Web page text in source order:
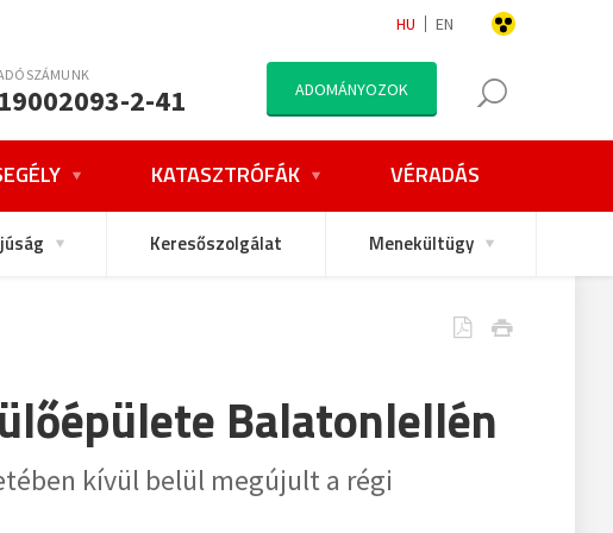
HU EN
19002093-2-41 ADOMÁNYOZOK
KATASZTRÓFÁK VÉRADÁS
Keresőszolgálat Menekültügy
Balatonlellén
kívül belül megújult a régi